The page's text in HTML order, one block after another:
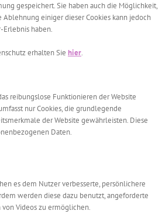
gespeichert. Sie haben auch die Möglichkeit,
Ablehnung einiger dieser Cookies kann jedoch
haben.
erhalten Sie hier.
reibungslose Funktionieren der Website
nur Cookies, die grundlegende
der Website gewährleisten. Diese
Daten.
es dem Nutzer verbesserte, persönlichere
werden diese dazu benutzt, angeforderte
Videos zu ermöglichen.